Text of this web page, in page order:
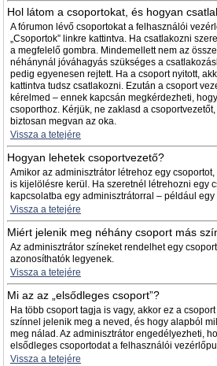
Hol látom a csoportokat, és hogyan
A fórumon lévő csoportokat a felhasználói
„Csoportok” linkre kattintva. Ha csatlakozni
a megfelelő gombra. Mindemellett nem az
néhánynál jóváhagyás szükséges a
pedig egyenesen rejtett. Ha a csoport nyitott,
kattintva tudsz csatlakozni. Ezután a csoport
kérelmed – ennek kapcsán megkérdezheti,
csoporthoz. Kérjük, ne zaklasd a
biztosan megvan az oka.
Vissza a tetejére
Hogyan lehetek csoportvezető?
Amikor az adminisztrátor létrehoz egy
is kijelölésre kerül. Ha szeretnél létrehozni egy
kapcsolatba egy adminisztrátorral – például
Vissza a tetejére
Miért jelenik meg néhány csoport más
Az adminisztrátor színeket rendelhet egy
azonosíthatók legyenek.
Vissza a tetejére
Mi az az „elsődleges csoport”?
Ha több csoport tagja is vagy, akkor ez a
színnel jelenik meg a neved, és hogy alapból
meg nálad. Az adminisztrátor engedélyezheti,
elsődleges csoportodat a felhasználói
Vissza a tetejére